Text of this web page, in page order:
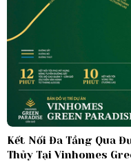
Kết Nối Đa Tầng Qua
Thủy Tại Vinhomes